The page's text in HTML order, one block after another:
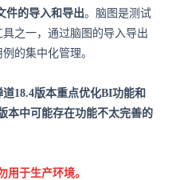
件的导入和导出。脑图是测试
之一，通过脑图的导入导出
的集中化管理。
18.4版本重点优化BI功能和
本中可能存在功能不太完善的
用于生产环境。